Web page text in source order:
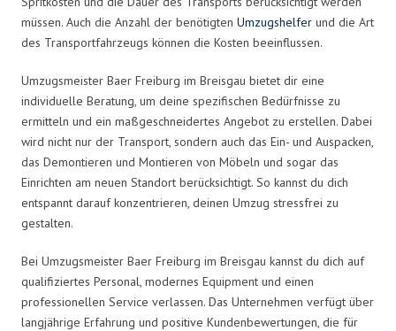
müssen. Auch die Anzahl der benötigten Umzugshelfer und die Art
des Transportfahrzeugs können die Kosten beeinflussen.
Umzugsmeister Baer Freiburg im Breisgau bietet dir eine
individuelle Beratung, um deine spezifischen Bedürfnisse zu
ermitteln und ein maßgeschneidertes Angebot zu erstellen. Dabei
wird nicht nur der Transport, sondern auch das Ein- und Auspacken,
das Demontieren und Montieren von Möbeln und sogar das
Einrichten am neuen Standort berücksichtigt. So kannst du dich
entspannt darauf konzentrieren, deinen Umzug stressfrei zu
gestalten.
Bei Umzugsmeister Baer Freiburg im Breisgau kannst du dich auf
qualifiziertes Personal, modernes Equipment und einen
professionellen Service verlassen. Das Unternehmen verfügt über
langjährige Erfahrung und positive Kundenbewertungen, die für